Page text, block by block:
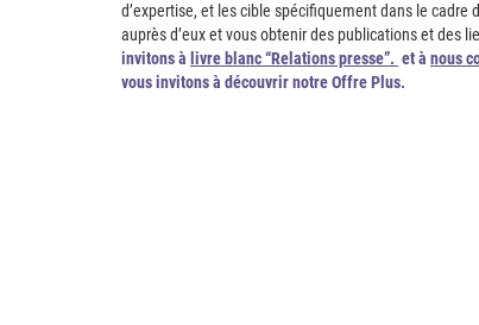
d’expertise, et les cible spécifiquement dans le
auprès d’eux et vous obtenir des publications et des
invitons à livre blanc “Relations presse”. et à nous
vous invitons à découvrir notre Offre Plus.